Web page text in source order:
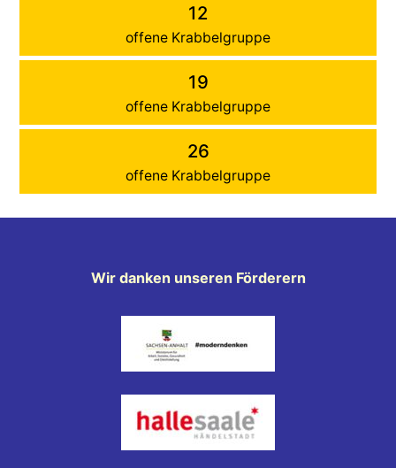
12
offene Krabbelgruppe
19
offene Krabbelgruppe
26
offene Krabbelgruppe
Wir danken unseren Förderern